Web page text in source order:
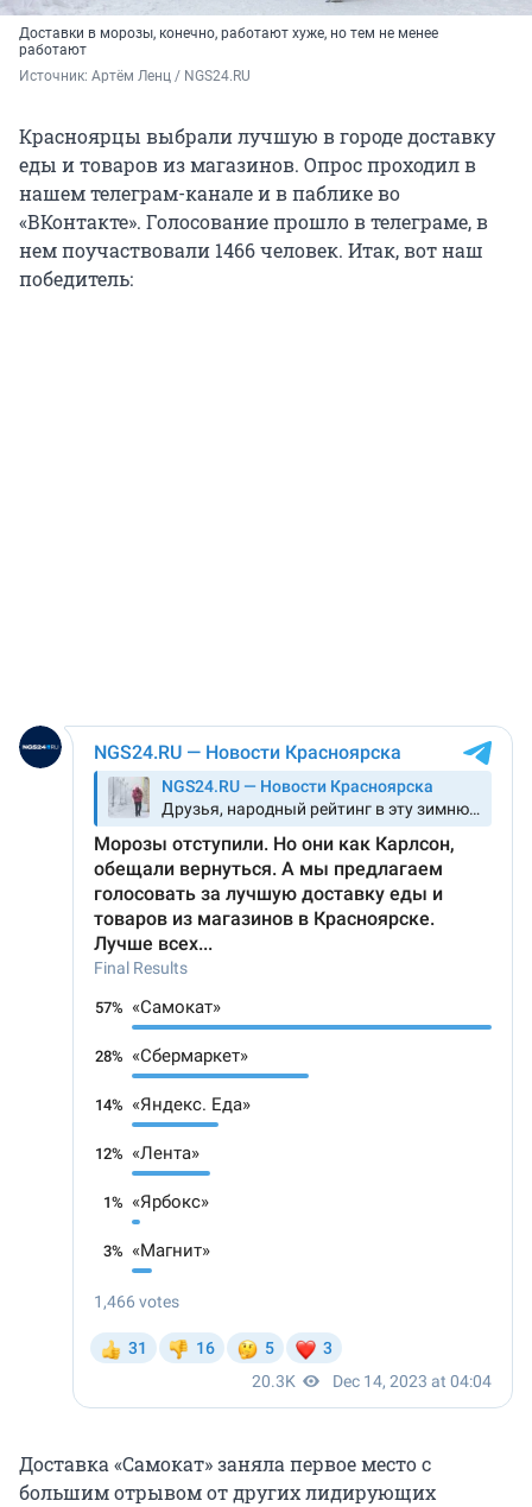
Доставки в морозы, конечно, работают хуже, но тем не менее
работают
Источник: Артём Ленц / NGS24.RU
Красноярцы выбрали лучшую в городе доставку
еды и товаров из магазинов. Опрос проходил в
нашем телеграм-канале и в паблике во
«ВКонтакте». Голосование прошло в телеграме, в
нем поучаствовали 1466 человек. Итак, вот наш
победитель:
Доставка «Самокат» заняла первое место с
большим отрывом от других лидирующих